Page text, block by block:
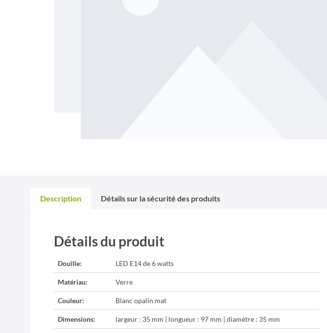
Description Détails sur la sécurité des produits
Détails du produit
Douille: LED E14 de 6 watts
Matériau: Verre
Couleur: Blanc opalin mat
Dimensions: largeur : 35 mm | longueur : 97 mm | diamètre : 35 mm